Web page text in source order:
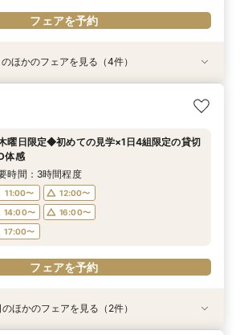
フェアを予約
年2月｜挙式限定】2泊3日×アットホー
品川駅直結
9:00〜
18:00〜
フェアを予約
駅直結ブランドホテル◆遠方ゲストも安心の
付フェア
9:00〜
18:00〜
フェアを予約
タニティの方も安心】無料試食×式場見学×
相談会
9:00〜
18:00〜
フェアを予約
見学限定】メイン会場｜ハルモニア◆最大
円優待◆
9:00〜
18:00〜
フェアを予約
ほかのフェアを見る（4件）
曜日限定◆初めての見学×1日4組限定の貸切
体感
時間：3時間程度
11:00〜
12:00〜
14:00〜
16:00〜
17:00〜
フェアを予約
のほかのフェアを見る（2件）